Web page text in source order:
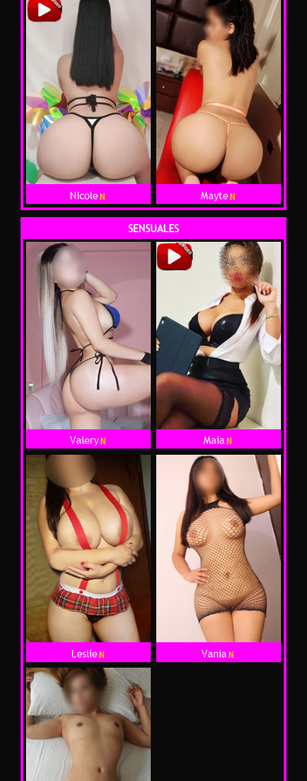
Nicole Mayte
SENSUALES
Valery Maia
Leslie Vania